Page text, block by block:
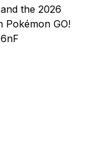
the 2026
Pokémon GO!